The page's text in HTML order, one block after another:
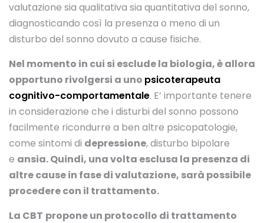
valutazione sia qualitativa sia quantitativa del sonno,
diagnosticando così la presenza o meno di un
disturbo del sonno dovuto a cause fisiche.
Nel momento in cui si esclude la biologia, è allora
opportuno rivolgersi a uno psicoterapeuta
cognitivo-comportamentale. E’ importante tenere
in considerazione che i disturbi del sonno possono
facilmente ricondurre a ben altre psicopatologie,
come sintomi di depressione, disturbo bipolare
e ansia. Quindi, una volta esclusa la presenza di
altre cause in fase di valutazione, sarà possibile
procedere con il trattamento.
La CBT propone un protocollo di trattamento